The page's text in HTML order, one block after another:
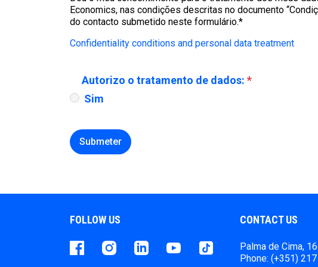
Economics, nas condições descritas no documento
do contacto submetido neste formulário.*
Confidentiality conditions and personal data treatment
Autorizo o tratamento de dados: *
Sim
Submeter
FOLLOW US
FacebookinstagramLinkedInYoutube Tiktok
CONTACT US
Palma de Cima,
Phone: (+351)